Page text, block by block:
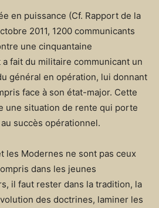
en puissance (Cf. Rapport de la
2011, 1200 communicants
une cinquantaine
a fait du militaire communicant un
général en opération, lui donnant
face à son état-major. Cette
une situation de rente qui porte
succès opérationnel.
les Modernes ne sont pas ceux
dans les jeunes
il faut rester dans la tradition, la
des doctrines, laminer les